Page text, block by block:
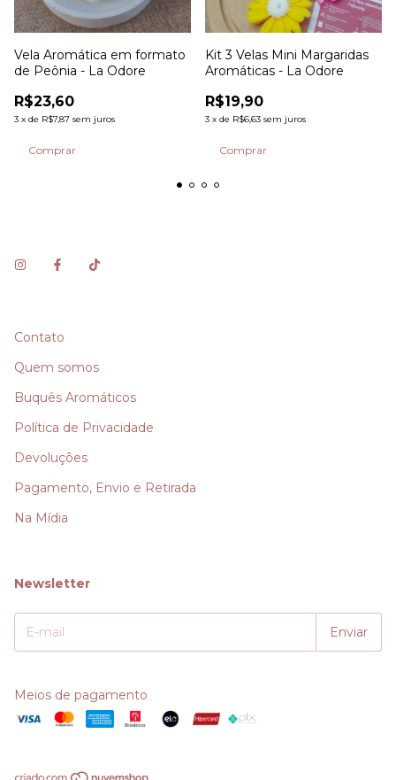
Vela Aromática em formato
de Peônia - La Odore
R$23,60
3 x de R$7,87 sem juros
Kit 3 Velas Mini Margaridas
Aromáticas - La Odore
R$19,90
3 x de R$6,63 sem juros
Contato
Quem somos
Buquês Aromáticos
Política de Privacidade
Devoluções
Pagamento, Envio e Retirada
Na Mídia
Newsletter
Meios de pagamento